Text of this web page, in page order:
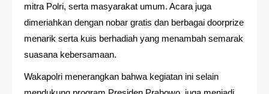
mitra Polri, serta masyarakat umum. Acara juga
dimeriahkan dengan nobar gratis dan berbagai doorprize
menarik serta kuis berhadiah yang menambah semarak
suasana kebersamaan.
Wakapolri menerangkan bahwa kegiatan ini selain